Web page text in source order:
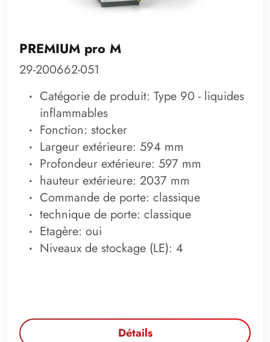
PREMIUM pro M
29-200662-051
Catégorie de produit: Type 90 - liquides
inflammables
Fonction: stocker
Largeur extérieure: 594 mm
Profondeur extérieure: 597 mm
hauteur extérieure: 2037 mm
Commande de porte: classique
technique de porte: classique
Etagère: oui
Niveaux de stockage (LE): 4
Détails